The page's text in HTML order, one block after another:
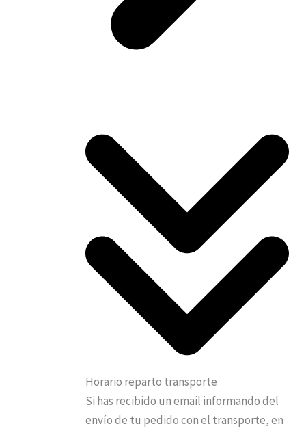
Horario reparto transporte
Si has recibido un email informando del
envío de tu pedido con el transporte, en